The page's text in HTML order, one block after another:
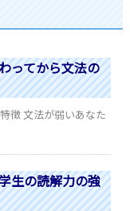
ってから文法の
徴 文法が弱いあなた
生の読解力の強